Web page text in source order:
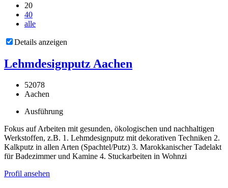
20
40
alle
Details anzeigen
Lehmdesignputz Aachen
52078
Aachen
Ausführung
Fokus auf Arbeiten mit gesunden, ökologischen und nachhaltigen
Werkstoffen, z.B. 1. Lehmdesignputz mit dekorativen Techniken 2.
Kalkputz in allen Arten (Spachtel/Putz) 3. Marokkanischer Tadelakt
für Badezimmer und Kamine 4. Stuckarbeiten in Wohnzi
Profil ansehen